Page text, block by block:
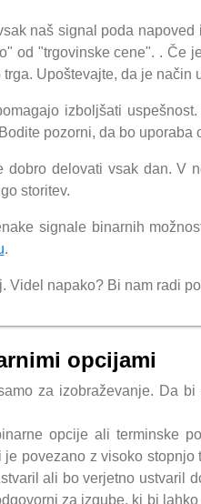
naš signal poda
od "trgovinske cene". . Če
Upoštevajte, da je način
izboljšati
pozorni, da bo uporaba
delovati vsak dan. V
storitev.
signale binarnih
.
napako? Bi nam radi
opcijami
za izobraževanje. Da
opcije ali terminske
povezano z visoko
ali bo verjetno ustvaril
za izgube, ki bi